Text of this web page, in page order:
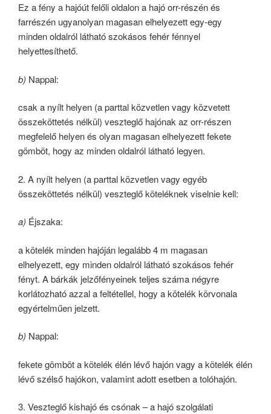
Ez a fény a hajóút felőli oldalon a hajó orr-részén és
farrészén ugyanolyan magasan elhelyezett egy-egy
minden oldalról látható szokásos fehér fénnyel
helyettesíthető.
b) Nappal:
csak a nyílt helyen (a parttal közvetlen vagy közvetett
összeköttetés nélkül) veszteglő hajónak az orr-részen
megfelelő helyen és olyan magasan elhelyezett fekete
gömböt, hogy az minden oldalról látható legyen.
2. A nyílt helyen (a parttal közvetlen vagy egyéb
összeköttetés nélkül) veszteglő köteléknek viselnie kell:
a) Éjszaka:
a kötelék minden hajóján legalább 4 m magasan
elhelyezett, egy minden oldalról látható szokásos fehér
fényt. A bárkák jelzőfényeinek teljes száma négyre
korlátozható azzal a feltétellel, hogy a kötelék körvonala
egyértelműen jelzett.
b) Nappal:
fekete gömböt a kötelék élén lévő hajón vagy a kötelék élén
lévő szélső hajókon, valamint adott esetben a tolóhajón.
3. Veszteglő kishajó és csónak – a hajó szolgálati